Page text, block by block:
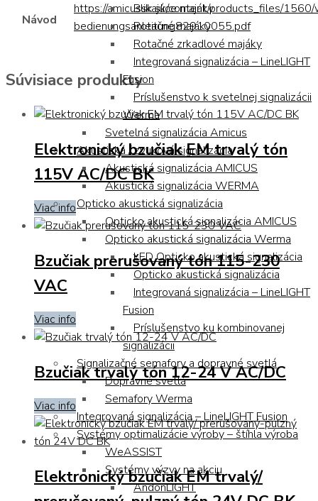
Blikajúce majáky
Rotačné majáky
Rotačné zrkadlové majáky
Integrovaná signalizácia – LineLIGHT
Fusion
Príslušenstvo k svetelnej signalizácii
Werma
Svetelná signalizácia Amicus
Akustická / zvuková signalizácia
Akustická signalizácia AMICUS
Akustická signalizácia WERMA
Opticko akustická signalizácia
Opticko akustická signalizácia AMICUS
Opticko akustická signalizácia Werma
LED Opticko akustická signalizácia
Opticko akustická signalizácia
Integrovaná signalizácia – LineLIGHT
Fusion
Príslušenstvo ku kombinovanej
signalizácii
Signalizačné semafory a dopravné svetlá
Dopravné svetlá
Semafory Werma
Integrovaná signalizácia – LineLIGHT Fusion
Systémy optimalizácie výroby – štíhla výroba
WeASSIST
Systémy výzvy na akciu
AndonLIGHT
Návod
https://amicussk.sk/content/products_files/
bedienungsanleitung82910055.pdf
Súvisiace produkty
Elektronický bzučiak EM trvalý tón
115V AC/DC BK
Viac info
Bzučiak prerušovaný tón 115-230
VAC
Viac info
Bzučiak trvalý tón 12-24 V AC/DC
Viac info
Elektronický bzučiak EM trvalý/